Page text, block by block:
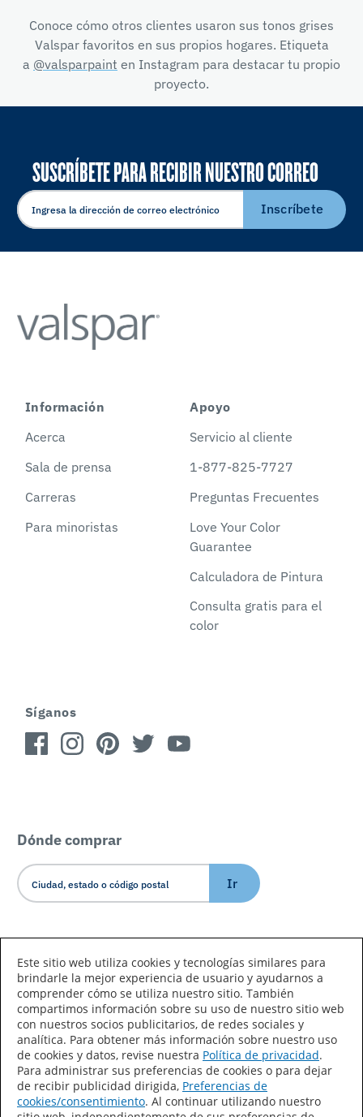
Conoce cómo otros clientes usaron sus tonos grises
Valspar favoritos en sus propios hogares. Etiqueta
a @valsparpaint en Instagram para destacar tu propio
proyecto.
SUSCRÍBETE PARA RECIBIR NUESTRO CORREO
ELECTRÓNICO
Inscríbete
Información
Acerca
Sala de prensa
Carreras
Para minoristas
Apoyo
Servicio al cliente
1-877-825-7727
Preguntas Frecuentes
Love Your Color
Guarantee
Calculadora de Pintura
Consulta gratis para el
color
Síganos
Dónde comprar
Ir
Declaración de accesibilidad
Mapa del sitio
Términos de uso
Privacidad
Este sitio web utiliza cookies y tecnologías similares para
brindarle la mejor experiencia de usuario y ayudarnos a
comprender cómo se utiliza nuestro sitio. También
compartimos información sobre su uso de nuestro sitio web
con nuestros socios publicitarios, de redes sociales y
analítica. Para obtener más información sobre nuestro uso
de cookies y datos, revise nuestra Política de privacidad.
Para administrar sus preferencias de cookies o para dejar
de recibir publicidad dirigida, Preferencias de
cookies/consentimiento. Al continuar utilizando nuestro